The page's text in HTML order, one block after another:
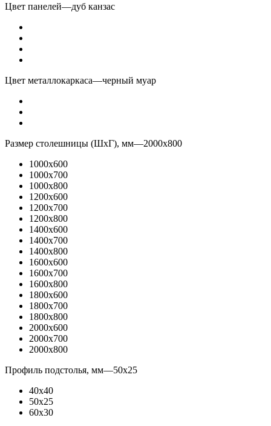
Цвет панелей—дуб канзас
Цвет металлокаркаса—черный муар
Размер столешницы (ШхГ), мм—2000x800
1000x600
1000x700
1000x800
1200x600
1200x700
1200x800
1400x600
1400x700
1400x800
1600x600
1600x700
1600x800
1800x600
1800x700
1800x800
2000x600
2000x700
2000x800
Профиль подстолья, мм—50x25
40x40
50x25
60x30